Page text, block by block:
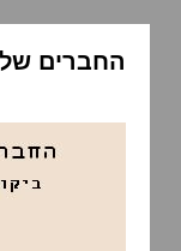
החברים של